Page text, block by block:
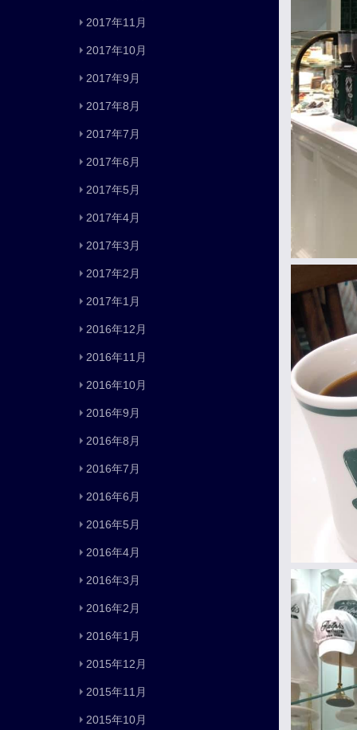
2017年11月
2017年10月
2017年9月
2017年8月
2017年7月
2017年6月
2017年5月
2017年4月
2017年3月
2017年2月
2017年1月
2016年12月
2016年11月
2016年10月
2016年9月
2016年8月
2016年7月
2016年6月
2016年5月
2016年4月
2016年3月
2016年2月
2016年1月
2015年12月
2015年11月
2015年10月